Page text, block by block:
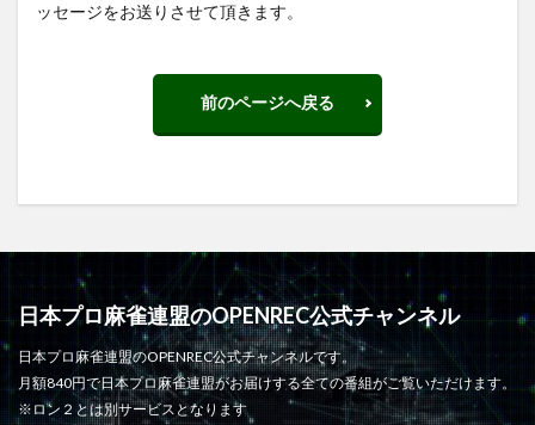
ッセージをお送りさせて頂きます。
前のページへ戻る
日本プロ麻雀連盟のOPENREC公式チャンネル
日本プロ麻雀連盟のOPENREC公式チャンネルです。
月額840円で日本プロ麻雀連盟がお届けする全ての番組がご覧いただけます。
※ロン２とは別サービスとなります